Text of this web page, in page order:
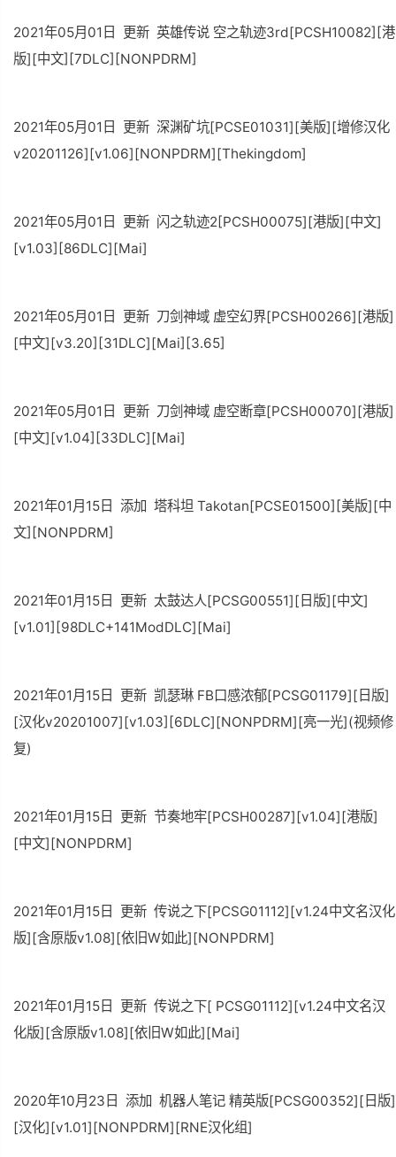
2021年05月01日 更新 英雄传说 空之轨迹3rd[PCSH10082][港
版][中文][7DLC][NONPDRM]
2021年05月01日 更新 深渊矿坑[PCSE01031][美版][增修汉化
v20201126][v1.06][NONPDRM][Thekingdom]
2021年05月01日 更新 闪之轨迹2[PCSH00075][港版][中文]
[v1.03][86DLC][Mai]
2021年05月01日 更新 刀剑神域 虚空幻界[PCSH00266][港版]
[中文][v3.20][31DLC][Mai][3.65]
2021年05月01日 更新 刀剑神域 虚空断章[PCSH00070][港版]
[中文][v1.04][33DLC][Mai]
2021年01月15日 添加 塔科坦 Takotan[PCSE01500][美版][中
文][NONPDRM]
2021年01月15日 更新 太鼓达人[PCSG00551][日版][中文]
[v1.01][98DLC+141ModDLC][Mai]
2021年01月15日 更新 凯瑟琳 FB口感浓郁[PCSG01179][日版]
[汉化v20201007][v1.03][6DLC][NONPDRM][亮一光](视频修
复)
2021年01月15日 更新 节奏地牢[PCSH00287][v1.04][港版]
[中文][NONPDRM]
2021年01月15日 更新 传说之下[PCSG01112][v1.24中文名汉化
版][含原版v1.08][依旧W如此][NONPDRM]
2021年01月15日 更新 传说之下[ PCSG01112][v1.24中文名汉
化版][含原版v1.08][依旧W如此][Mai]
2020年10月23日 添加 机器人笔记 精英版[PCSG00352][日版]
[汉化][v1.01][NONPDRM][RNE汉化组]